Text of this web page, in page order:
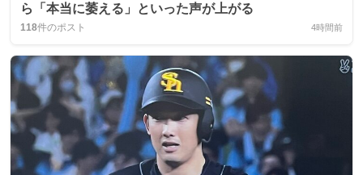
ら「本当に萎える」といった声が上がる
118件のポスト 4時間前